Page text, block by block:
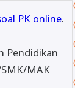
PK online.
Pendidikan
MAK